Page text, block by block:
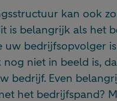
kan ook
is belangrijk als het
uw bedrijfsopvolger
niet in beeld is,
bedrijf. Even
het bedrijfspand?